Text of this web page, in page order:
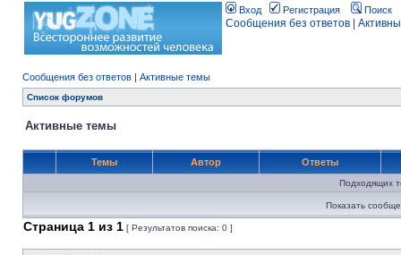
Вход Регистрация Поиск
Сообщения без ответов
Сообщения без ответов | Активные темы
Список форумов
Активные темы
Темы Автор Ответы
Подходящих
Показать
Страница 1 из 1 [ Результатов поиска: 0 ]